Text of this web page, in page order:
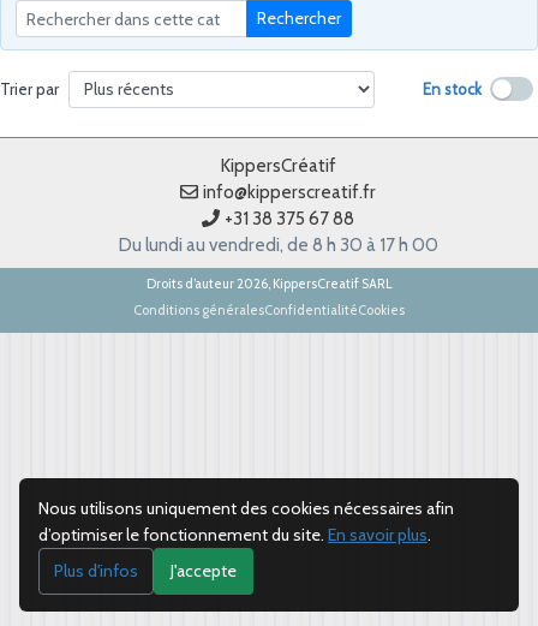
Rechercher
Trier par En stock
KippersCréatif
info@kipperscreatif.fr
+31 38 375 67 88
Du lundi au vendredi, de 8 h 30 à 17 h 00
Droits d’auteur 2026, KippersCreatif SARL
Conditions généralesConfidentialitéCookies
Nous utilisons uniquement des cookies nécessaires afin
d’optimiser le fonctionnement du site. En savoir plus.
Plus d'infos
J'accepte